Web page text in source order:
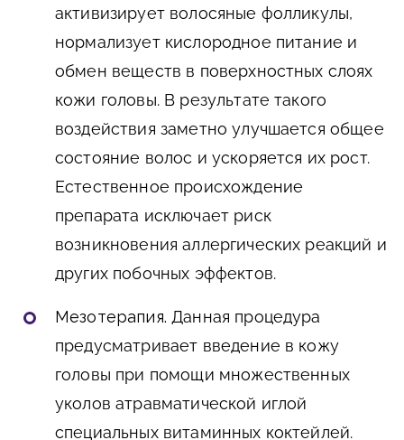
активизирует волосяные фолликулы,
нормализует кислородное питание и
обмен веществ в поверхностных слоях
кожи головы. В результате такого
воздействия заметно улучшается общее
состояние волос и ускоряется их рост.
Естественное происхождение
препарата исключает риск
возникновения аллергических реакций и
других побочных эффектов.
Мезотерапия. Данная процедура
предусматривает введение в кожу
головы при помощи множественных
уколов атравматической иглой
специальных витаминных коктейлей.